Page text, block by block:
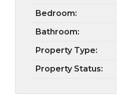
Bedroom:
Bathroom:
Property Type:
Property Status: